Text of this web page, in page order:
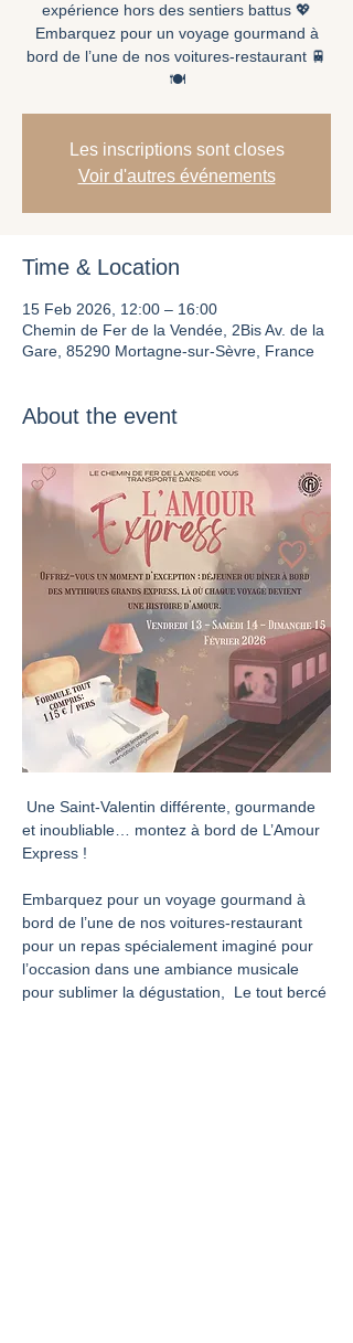
expérience hors des sentiers battus 💖
Embarquez pour un voyage gourmand à
bord de l’une de nos voitures-restaurant 🚆
🍽️
Les inscriptions sont closes
Voir d'autres événements
Time & Location
15 Feb 2026, 12:00 – 16:00
Chemin de Fer de la Vendée, 2Bis Av. de la
Gare, 85290 Mortagne-sur-Sèvre, France
About the event
Une Saint-Valentin différente, gourmande
et inoubliable… montez à bord de L’Amour
Express !
Embarquez pour un voyage gourmand à
bord de l’une de nos voitures-restaurant
pour un repas spécialement imaginé pour
l’occasion dans une ambiance musicale
pour sublimer la dégustation,  Le tout bercé